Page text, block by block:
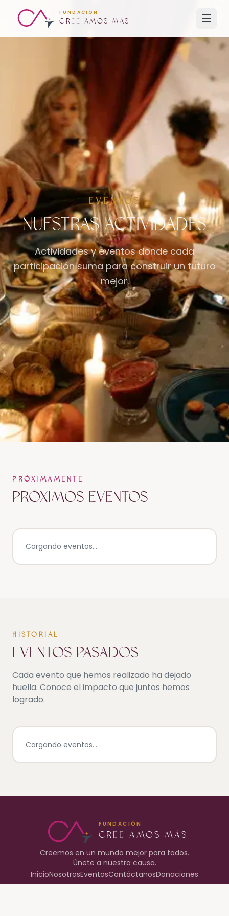
FUNDACIÓN
CREE AMOS MÁS
EVENTOS
Nuestras Actividades
Actividades y eventos donde cada
participación suma para construir un futuro
mejor.
PRÓXIMAMENTE
Próximos Eventos
Cargando eventos...
HISTORIAL
Eventos Pasados
Cada evento que hemos realizado ha dejado
huella. Conoce el impacto que juntos hemos
logrado.
Cargando eventos...
FUNDACIÓN
CREE AMOS MÁS
Creemos en un mundo mejor para todos.
Únete a nuestra causa.
InicioNosotrosEventosContáctanosDonaciones